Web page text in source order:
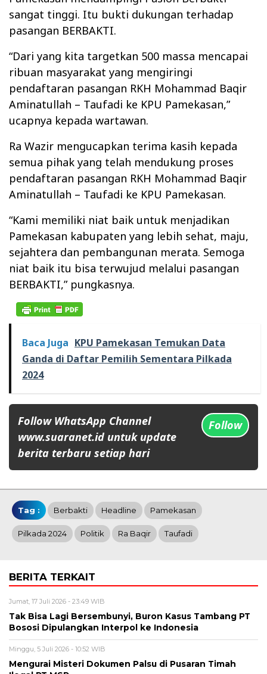
sangat tinggi. Itu bukti dukungan terhadap
pasangan BERBAKTI.
“Dari yang kita targetkan 500 massa mencapai
ribuan masyarakat yang mengiringi
pendaftaran pasangan RKH Mohammad Baqir
Aminatullah – Taufadi ke KPU Pamekasan,”
ucapnya kepada wartawan.
Ra Wazir mengucapkan terima kasih kepada
semua pihak yang telah mendukung proses
pendaftaran pasangan RKH Mohammad Baqir
Aminatullah – Taufadi ke KPU Pamekasan.
“Kami memiliki niat baik untuk menjadikan
Pamekasan kabupaten yang lebih sehat, maju,
sejahtera dan pembangunan merata. Semoga
niat baik itu bisa terwujud melalui pasangan
BERBAKTI,” pungkasnya.
Baca Juga KPU Pamekasan Temukan Data
Ganda di Daftar Pemilih Sementara Pilkada
2024
Follow WhatsApp Channel
www.suaranet.id untuk update
berita terbaru setiap hari
Follow
Tag : Berbakti Headline Pamekasan
Pilkada 2024 Politik Ra Baqir Taufadi
BERITA TERKAIT
Jumat, 17 Juli 2026 - 23:49 WIB
Tak Bisa Lagi Bersembunyi, Buron Kasus Tambang PT
Bososi Dipulangkan Interpol ke Indonesia
Minggu, 5 Juli 2026 - 10:52 WIB
Mengurai Misteri Dokumen Palsu di Pusaran Timah